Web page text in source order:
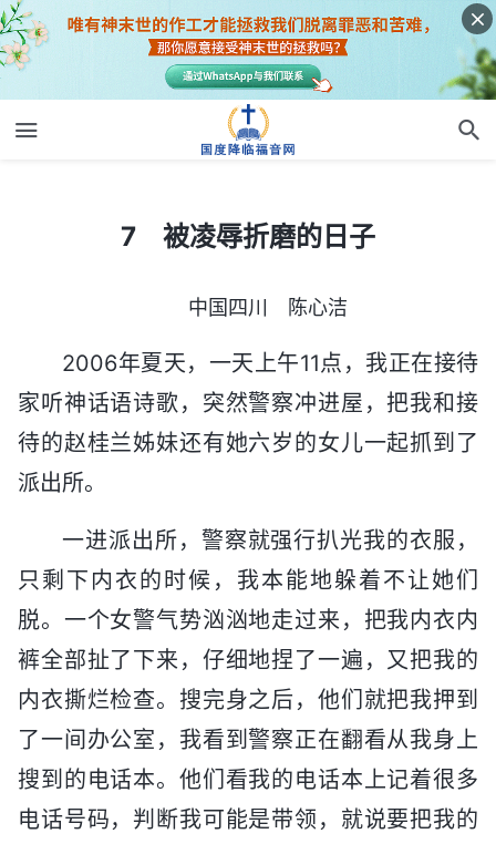
7 被凌辱折磨的日子
中国四川 陈心洁
2006年夏天，一天上午11点，我正在接待
家听神话语诗歌，突然警察冲进屋，把我和接
待的赵桂兰姊妹还有她六岁的女儿一起抓到了
派出所。
一进派出所，警察就强行扒光我的衣服，
只剩下内衣的时候，我本能地躲着不让她们
脱。一个女警气势汹汹地走过来，把我内衣内
裤全部扯了下来，仔细地捏了一遍，又把我的
内衣撕烂检查。搜完身之后，他们就把我押到
了一间办公室，我看到警察正在翻看从我身上
搜到的电话本。他们看我的电话本上记着很多
电话号码，判断我可能是带领，就说要把我的